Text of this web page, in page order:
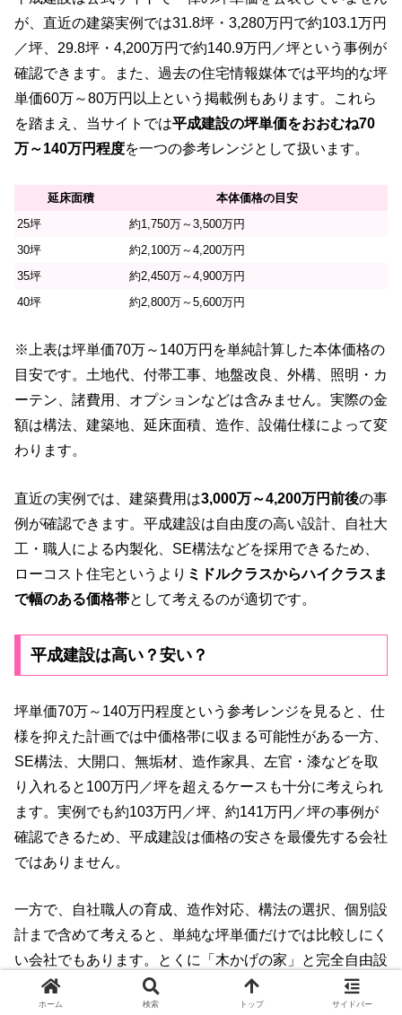
が、直近の建築実例では31.8坪・3,280万円で約103.1万円
／坪、29.8坪・4,200万円で約140.9万円／坪という事例が
確認できます。また、過去の住宅情報媒体では平均的な坪
単価60万～80万円以上という掲載例もあります。これら
を踏まえ、当サイトでは平成建設の坪単価をおおむね70
万～140万円程度を一つの参考レンジとして扱います。
延床面積
本体価格の目安
25坪
約1,750万～3,500万円
30坪
約2,100万～4,200万円
35坪
約2,450万～4,900万円
40坪
約2,800万～5,600万円
※上表は坪単価70万～140万円を単純計算した本体価格の
目安です。土地代、付帯工事、地盤改良、外構、照明・カ
ーテン、諸費用、オプションなどは含みません。実際の金
額は構法、建築地、延床面積、造作、設備仕様によって変
わります。
直近の実例では、建築費用は3,000万～4,200万円前後の事
例が確認できます。平成建設は自由度の高い設計、自社大
工・職人による内製化、SE構法などを採用できるため、
ローコスト住宅というより ミドルクラスからハイクラスま
で幅のある価格帯として考えるのが適切です。
平成建設は高い？安い？
坪単価70万～140万円程度という参考レンジを見ると、仕
様を抑えた計画では中価格帯に収まる可能性がある一方、
SE構法、大開口、無垢材、造作家具、左官・漆などを取
り入れると100万円／坪を超えるケースも十分に考えられ
ます。実例でも約103万円／坪、約141万円／坪の事例が
確認できるため、平成建設は価格の安さを最優先する会社
ではありません。
一方で、自社職人の育成、造作対応、構法の選択、個別設
計まで含めて考えると、単純な坪単価だけでは比較しにく
い会社でもあります。とくに「木かげの家」と完全自由設
計、在来工法とSE構法では価格条件が変わるため、同じ
延床面積・設備・外構条件を揃えた総額見積もりで比較し
ホーム 検索 トップ サイドバー